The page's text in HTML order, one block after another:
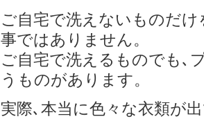
ご自宅で洗えないものだ
事ではありません。
ご自宅で洗えるものでも､
うものがあります。
実際､本当に色々な衣類が